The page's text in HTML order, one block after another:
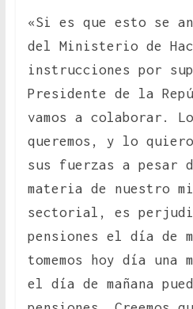
«Si es que esto se
del Ministerio de
instrucciones por
Presidente de la
vamos a colaborar.
queremos, y lo
sus fuerzas a pesar
materia de nuestro
sectorial, es
pensiones el día de
tomemos hoy día una
el día de mañana